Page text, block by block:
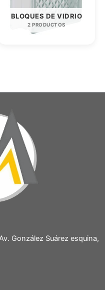
BLOQUES DE VIDRIO
2 PRODUCTOS
González Suárez esquina,